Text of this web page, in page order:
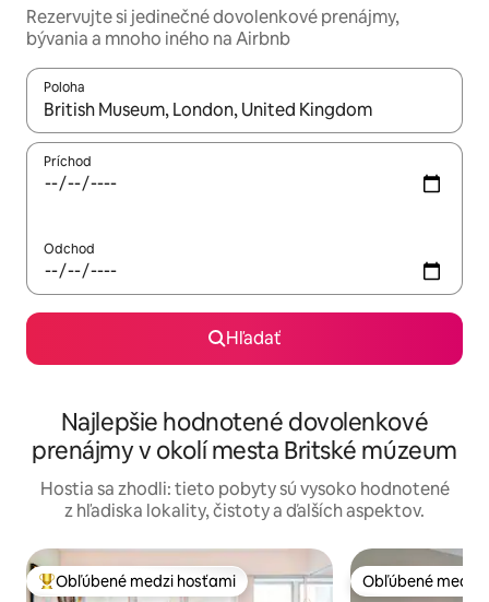
Rezervujte si jedinečné dovolenkové prenájmy,
bývania a mnoho iného na Airbnb
Poloha
Keď budú výsledky k dispozícii, môžete si ich prechádzať
Príchod
Odchod
Hľadať
Najlepšie hodnotené dovolenkové
prenájmy v okolí mesta Britské múzeum
Hostia sa zhodli: tieto pobyty sú vysoko hodnotené
z hľadiska lokality, čistoty a ďalších aspektov.
Najobľúbenejšie medzi hosťami
Obľúbené medzi hosťami Obľúbené medzi
Obľúbené medzi